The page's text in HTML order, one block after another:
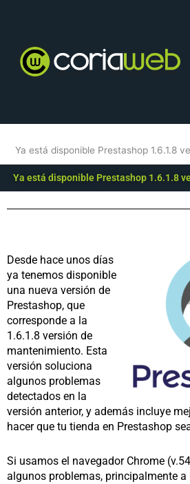
Ya está disponible Prestashop 1.6.1.8
Ya está disponible Prestashop 1.6.1.8
Desde hace unos días
ya tenemos disponible
una nueva versión de
Prestashop, que
corresponde a la
1.6.1.8 versión de
mantenimiento. Esta
versión soluciona
algunos problemas
detectados en la
versión anterior, y además incluye
hacer que tu tienda en Prestashop
Si usamos el navegador Chrome
algunos problemas, principalmente a